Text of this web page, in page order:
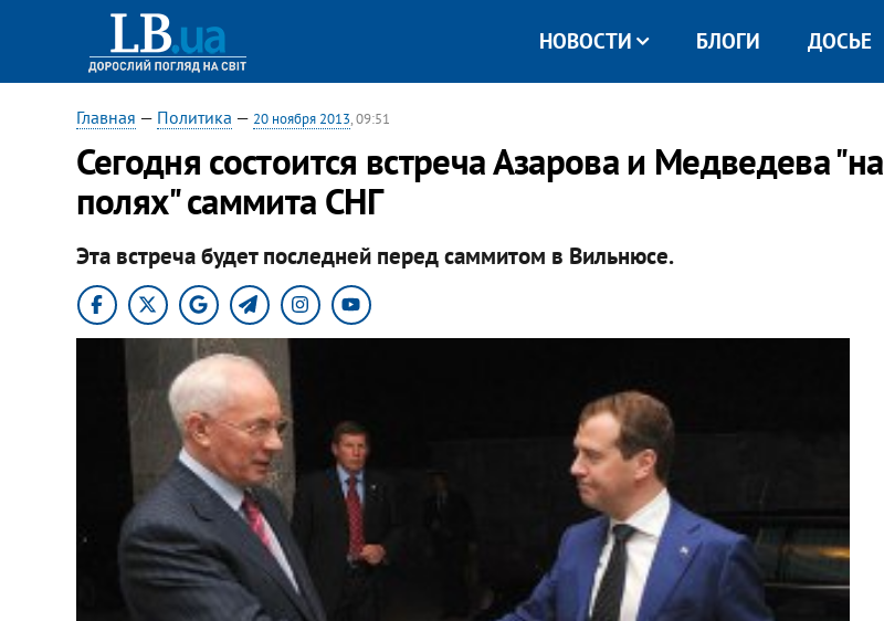
НОВОСТИ БЛОГИ ДОСЬЕ
Главная — Политика — 20 ноября 2013, 09:51
Сегодня состоится встреча Азарова и Медведева "на
полях" саммита СНГ
Эта встреча будет последней перед саммитом в Вильнюсе.